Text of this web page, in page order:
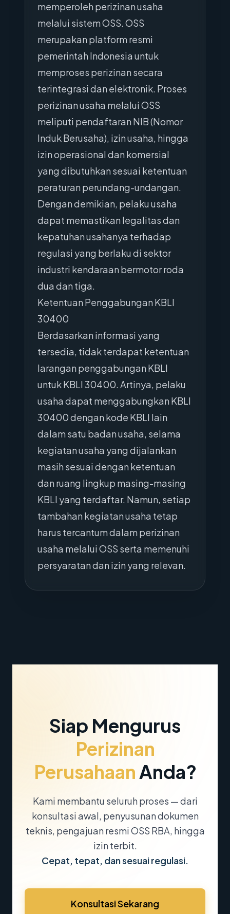
memperoleh perizinan usaha
melalui sistem OSS. OSS
merupakan platform resmi
pemerintah Indonesia untuk
memproses perizinan secara
terintegrasi dan elektronik. Proses
perizinan usaha melalui OSS
meliputi pendaftaran NIB (Nomor
Induk Berusaha), izin usaha, hingga
izin operasional dan komersial
yang dibutuhkan sesuai ketentuan
peraturan perundang-undangan.
Dengan demikian, pelaku usaha
dapat memastikan legalitas dan
kepatuhan usahanya terhadap
regulasi yang berlaku di sektor
industri kendaraan bermotor roda
dua dan tiga.
Ketentuan Penggabungan KBLI
30400
Berdasarkan informasi yang
tersedia, tidak terdapat ketentuan
larangan penggabungan KBLI
untuk KBLI 30400. Artinya, pelaku
usaha dapat menggabungkan KBLI
30400 dengan kode KBLI lain
dalam satu badan usaha, selama
kegiatan usaha yang dijalankan
masih sesuai dengan ketentuan
dan ruang lingkup masing-masing
KBLI yang terdaftar. Namun, setiap
tambahan kegiatan usaha tetap
harus tercantum dalam perizinan
usaha melalui OSS serta memenuhi
persyaratan dan izin yang relevan.
Siap Mengurus
Perizinan
PerusahaanAnda?
Kami membantu seluruh proses — dari
konsultasi awal, penyusunan dokumen
teknis, pengajuan resmi OSS RBA, hingga
izin terbit.
Cepat, tepat, dan sesuai regulasi.
Konsultasi Sekarang